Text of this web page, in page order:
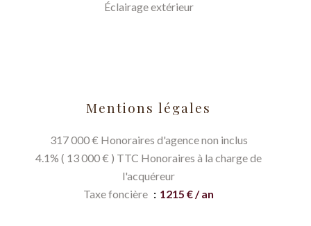
Éclairage extérieur
Mentions légales
317 000 € Honoraires d'agence non inclus
4.1% ( 13 000 € ) TTC Honoraires à la charge de
l'acquéreur
Taxe foncière
1215 € / an